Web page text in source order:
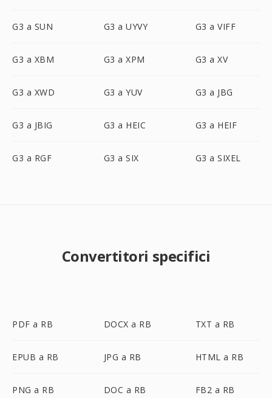
G3 a SUN G3 a UYVY G3 a VIFF
G3 a XBM G3 a XPM G3 a XV
G3 a XWD G3 a YUV G3 a JBG
G3 a JBIG G3 a HEIC G3 a HEIF
G3 a RGF G3 a SIX G3 a SIXEL
Convertitori specifici
PDF a RB DOCX a RB TXT a RB
EPUB a RB JPG a RB HTML a RB
PNG a RB DOC a RB FB2 a RB